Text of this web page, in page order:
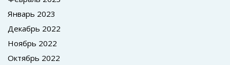
Январь 2023
Декабрь 2022
Ноябрь 2022
Октябрь 2022